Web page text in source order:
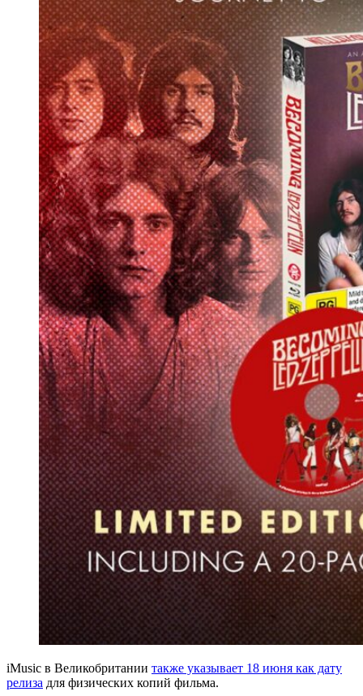
iMusic в Великобритании также указывает 18 июня как дату
релиза для физических копий фильма.